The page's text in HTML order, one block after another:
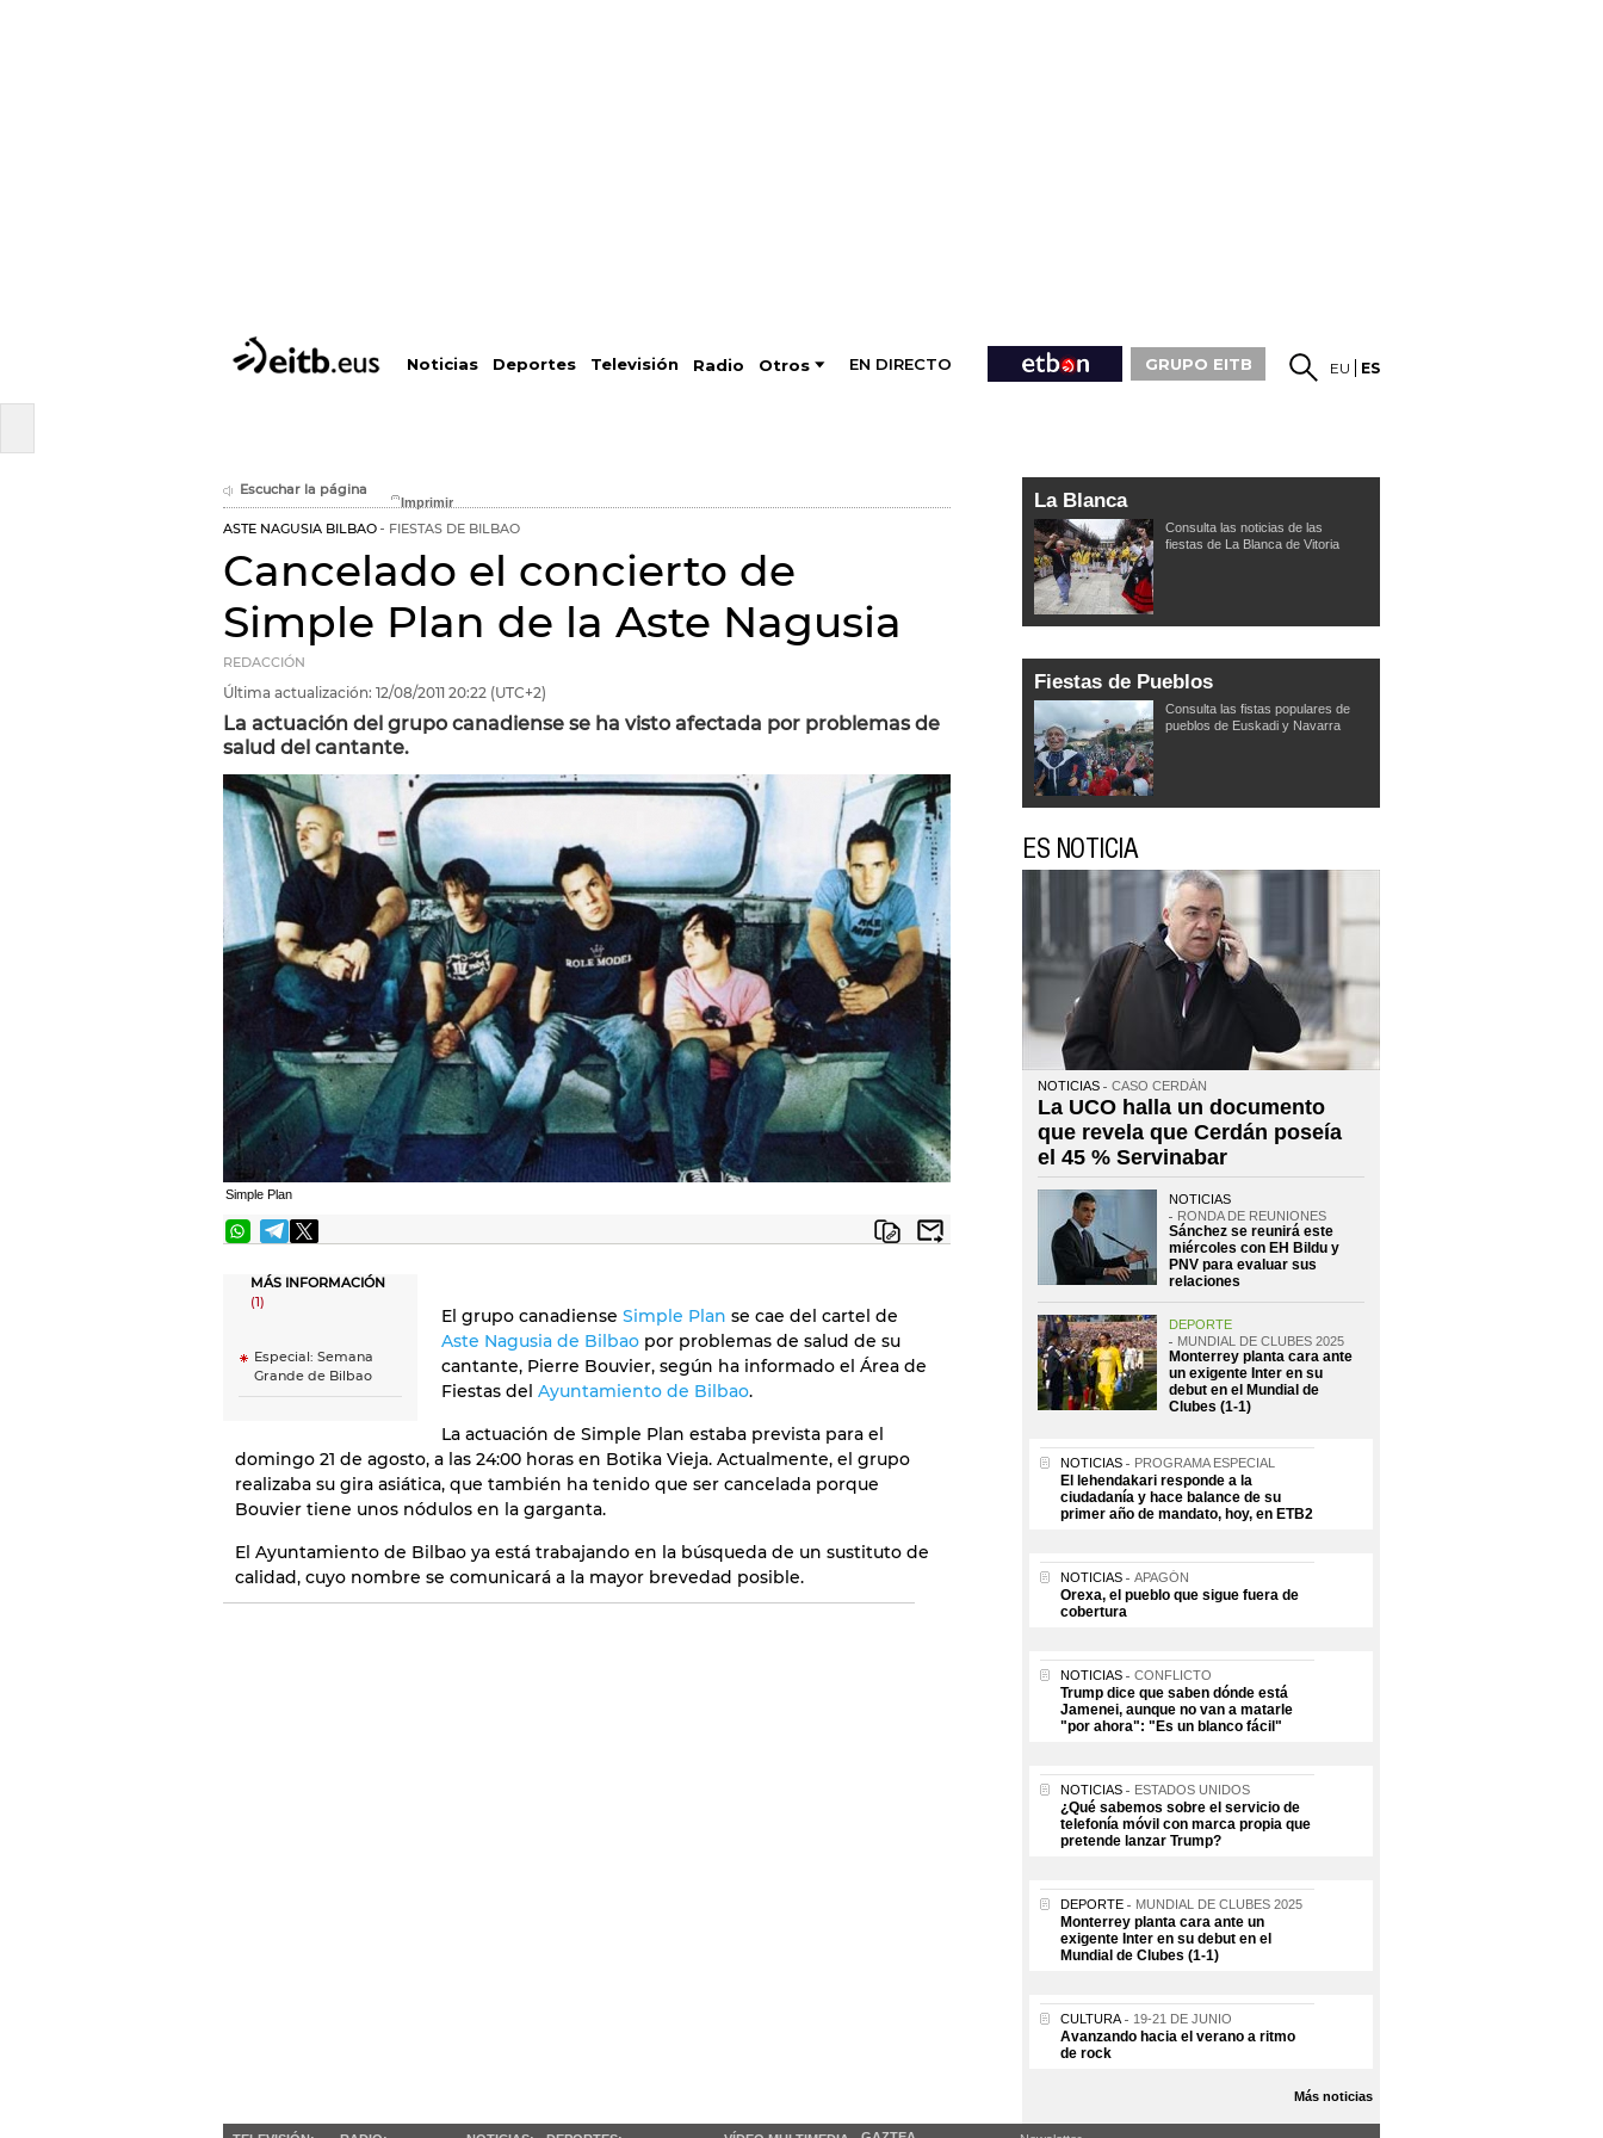
Noticias Deportes Televisión Radio Otros EN DIRECTO GRUPO EITB EU ES
Escuchar la página
ASTE NAGUSIA BILBAO FIESTAS DE BILBAO
Cancelado el concierto de
Simple Plan de la Aste Nagusia
REDACCIÓN
Última actualización: 12/08/2011 20:22 (UTC+2)
La actuación del grupo canadiense se ha visto afectada por problemas de
salud del cantante.
Simple Plan
MÁS INFORMACIÓN
(1)
Especial: Semana
Grande de Bilbao
El grupo canadiense Simple Plan se cae del cartel de
Aste Nagusia de Bilbao por problemas de salud de su
cantante, Pierre Bouvier, según ha informado el Área de
Fiestas del Ayuntamiento de Bilbao.
La actuación de Simple Plan estaba prevista para el
domingo 21 de agosto, a las 24:00 horas en Botika Vieja. Actualmente, el grupo
realizaba su gira asiática, que también ha tenido que ser cancelada porque
Bouvier tiene unos nódulos en la garganta.
El Ayuntamiento de Bilbao ya está trabajando en la búsqueda de un sustituto de
calidad, cuyo nombre se comunicará a la mayor brevedad posible.
La Blanca
Consulta las noticias de las
fiestas de La Blanca de Vitoria
Fiestas de Pueblos
Consulta las fistas populares de
pueblos de Euskadi y Navarra
ES NOTICIA
NOTICIAS CASO CERDÁN
La UCO halla un documento
que revela que Cerdán poseía
el 45 % Servinabar
NOTICIAS
RONDA DE REUNIONES
Sánchez se reunirá este
miércoles con EH Bildu y
PNV para evaluar sus
relaciones
DEPORTE
MUNDIAL DE CLUBES 2025
Monterrey planta cara ante
un exigente Inter en su
debut en el Mundial de
Clubes (1-1)
NOTICIAS PROGRAMA ESPECIAL
El lehendakari responde a la
ciudadanía y hace balance de su
primer año de mandato, hoy, en ETB2
NOTICIAS APAGÓN
Orexa, el pueblo que sigue fuera de
cobertura
NOTICIAS CONFLICTO
Trump dice que saben dónde está
Jamenei, aunque no van a matarle
"por ahora": "Es un blanco fácil"
NOTICIAS ESTADOS UNIDOS
¿Qué sabemos sobre el servicio de
telefonía móvil con marca propia que
pretende lanzar Trump?
DEPORTE MUNDIAL DE CLUBES 2025
Monterrey planta cara ante un
exigente Inter en su debut en el
Mundial de Clubes (1-1)
CULTURA 19-21 DE JUNIO
Avanzando hacia el verano a ritmo
de rock
Más noticias